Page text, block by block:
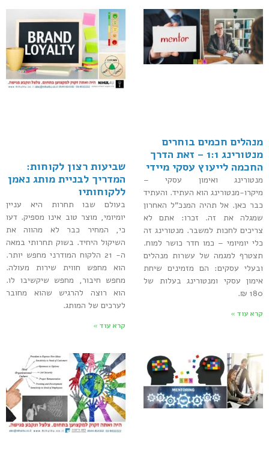
מנהלים חכמים בוחרים
מנטורינג 1:1 – זאת הדרך
החכמה לייעוץ עסקי מיידי
מנטורינג ואימון עסקי –
מיקרו-מנטורינג הוא העתיד. והעתיד
כבר כאן. אל תהיה המנכ"ל האחרון
שמגלה את זה. זכרו: אתם לא
צריכים לחכות למשבר. מנטורינג זה
כלי יומיומי – כמו חדר כושר למוח.
תצטרף למגמה של עשרות מנהלים
ובעלי עסקים: הם מזמינים שיחת
אימון עסקי ומנטורינג בעלות של
180 ₪.
קרא עוד »
שביעות רצון לקוחות:
המדריך לבניית מותג נאמן
ללקוחותיו
בעולם שבו תחרות היא עניין
יומיומי, מוצר טוב אינו מספיק. דעו
כי, המחיר כבר לא מהווה את
השיקול היחיד. בשוק תחרותי במאה
ה- 21 הלקוח המודרני מחפש יותר.
הוא מחפש חווית שירות מעולה.
מחפש חיבור, מחפש שיקשיבו לו.
הוא רוצה להרגיש שהוא מחובר
לערכים של המותג.
קרא עוד »